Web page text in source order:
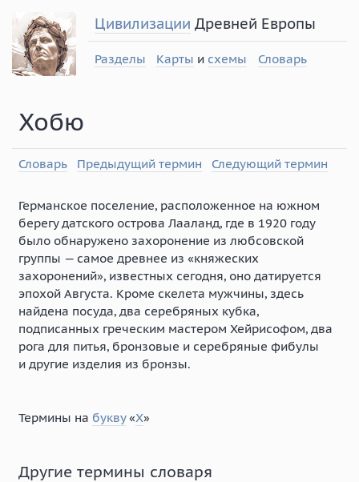
Цивилизации Древней Европы
Разделы Карты и схемы Словарь
Хобю
Словарь Предыдущий термин Следующий термин
Германское поселение, расположенное на южном
берегу датского острова Лааланд, где в 1920 году
было обнаружено захоронение из любсовской
группы — самое древнее из «княжеских
захоронений», известных сегодня, оно датируется
эпохой Августа. Кроме скелета мужчины, здесь
найдена посуда, два серебряных кубка,
подписанных греческим мастером Хейрисофом, два
рога для питья, бронзовые и серебряные фибулы
и другие изделия из бронзы.
Термины на букву«Х»
Другие термины словаря